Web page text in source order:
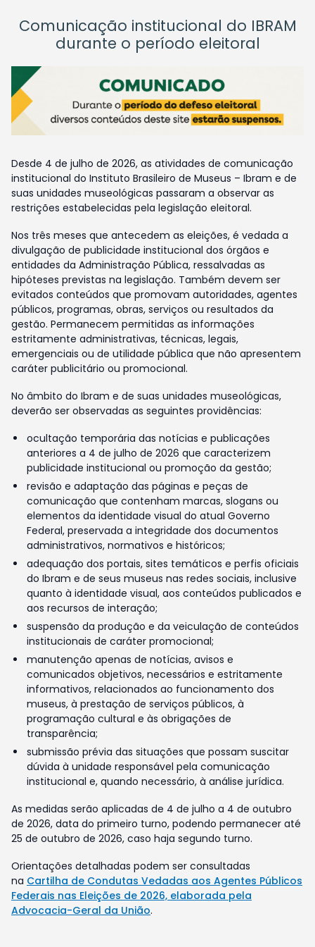
Comunicação institucional do IBRAM
durante o período eleitoral
Desde 4 de julho de 2026, as atividades de comunicação
institucional do Instituto Brasileiro de Museus – Ibram e de
suas unidades museológicas passaram a observar as
restrições estabelecidas pela legislação eleitoral.
Nos três meses que antecedem as eleições, é vedada a
divulgação de publicidade institucional dos órgãos e
entidades da Administração Pública, ressalvadas as
hipóteses previstas na legislação. Também devem ser
evitados conteúdos que promovam autoridades, agentes
públicos, programas, obras, serviços ou resultados da
gestão. Permanecem permitidas as informações
estritamente administrativas, técnicas, legais,
emergenciais ou de utilidade pública que não apresentem
caráter publicitário ou promocional.
No âmbito do Ibram e de suas unidades museológicas,
deverão ser observadas as seguintes providências:
ocultação temporária das notícias e publicações
anteriores a 4 de julho de 2026 que caracterizem
publicidade institucional ou promoção da gestão;
revisão e adaptação das páginas e peças de
comunicação que contenham marcas, slogans ou
elementos da identidade visual do atual Governo
Federal, preservada a integridade dos documentos
administrativos, normativos e históricos;
adequação dos portais, sites temáticos e perfis oficiais
do Ibram e de seus museus nas redes sociais, inclusive
quanto à identidade visual, aos conteúdos publicados e
aos recursos de interação;
suspensão da produção e da veiculação de conteúdos
institucionais de caráter promocional;
manutenção apenas de notícias, avisos e
comunicados objetivos, necessários e estritamente
informativos, relacionados ao funcionamento dos
museus, à prestação de serviços públicos, à
programação cultural e às obrigações de
transparência;
submissão prévia das situações que possam suscitar
dúvida à unidade responsável pela comunicação
institucional e, quando necessário, à análise jurídica.
As medidas serão aplicadas de 4 de julho a 4 de outubro
de 2026, data do primeiro turno, podendo permanecer até
25 de outubro de 2026, caso haja segundo turno.
Orientações detalhadas podem ser consultadas
na Cartilha de Condutas Vedadas aos Agentes Públicos
Federais nas Eleições de 2026, elaborada pela
Advocacia-Geral da União.